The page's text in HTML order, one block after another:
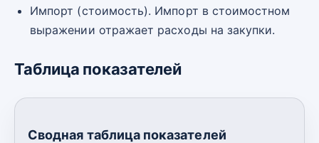
Импорт (стоимость). Импорт в стоимостном
выражении отражает расходы на закупки.
Таблица показателей
Сводная таблица показателей